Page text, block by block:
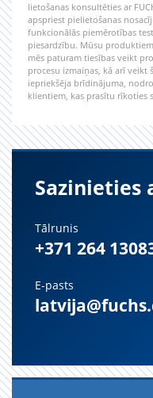
lietošanas konsultēties ar
apspriest pielietošanas
funkcionālās piemērotības
piesardzību. Mūsu
mēs paturam tiesības veikt
procesu izmaiņas, kā arī veikt
iepriekšēja brīdinājuma,
klientiem, kas prasītu rīkoties
Sazinieties
Tālrunis
+371 264
E-pasts